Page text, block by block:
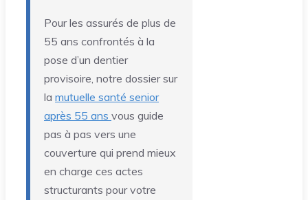
Pour les assurés de plus de
55 ans confrontés à la
pose d’un dentier
provisoire, notre dossier sur
la mutuelle santé senior
après 55 ans vous guide
pas à pas vers une
couverture qui prend mieux
en charge ces actes
structurants pour votre